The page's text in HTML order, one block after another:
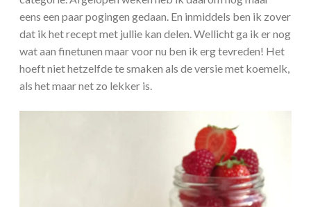
eens een paar pogingen gedaan. En inmiddels ben ik zover
dat ik het recept met jullie kan delen. Wellicht ga ik er nog
wat aan finetunen maar voor nu ben ik erg tevreden! Het
hoeft niet hetzelfde te smaken als de versie met koemelk,
als het maar net zo lekker is.